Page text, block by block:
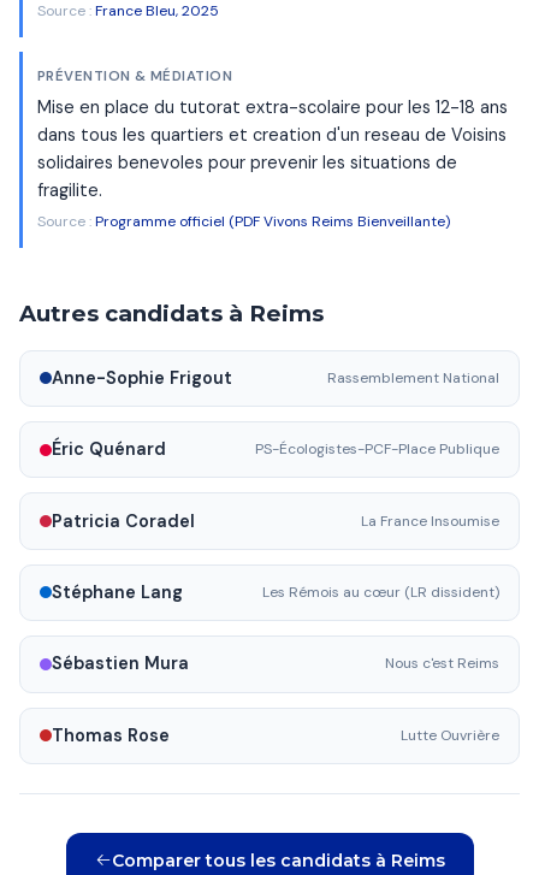
Source :France Bleu, 2025
PRÉVENTION & MÉDIATION
Mise en place du tutorat extra-scolaire pour les 12-18 ans
dans tous les quartiers et creation d'un reseau de Voisins
solidaires benevoles pour prevenir les situations de
fragilite.
Source :Programme officiel (PDF Vivons Reims Bienveillante)
Autres candidats à Reims
Anne-Sophie Frigout Rassemblement National
Éric Quénard PS-Écologistes-PCF-Place Publique
Patricia Coradel La France Insoumise
Stéphane Lang Les Rémois au cœur (LR dissident)
Sébastien Mura Nous c'est Reims
Thomas Rose Lutte Ouvrière
Comparer tous les candidats à Reims